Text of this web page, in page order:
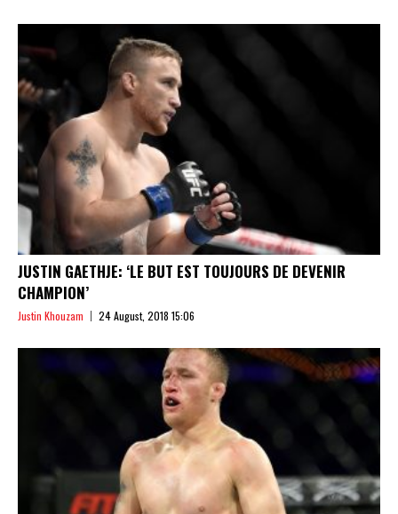
JUSTIN GAETHJE: ‘LE BUT EST TOUJOURS DE DEVENIR
CHAMPION’
Justin Khouzam 24 August, 2018 15:06